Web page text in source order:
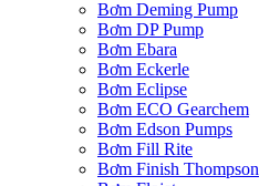
Bơm Deming Pump
Bơm DP Pump
Bơm Ebara
Bơm Eckerle
Bơm Eclipse
Bơm ECO Gearchem
Bơm Edson Pumps
Bơm Fill Rite
Bơm Finish Thompson